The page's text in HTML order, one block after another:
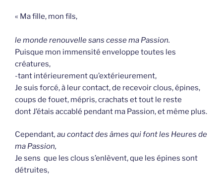
« Ma fille, mon fils,
le monde renouvelle sans cesse ma Passion.
Puisque mon immensité enveloppe toutes les
créatures,
-tant intérieurement qu’extérieurement,
Je suis forcé, à leur contact, de recevoir clous, épines,
coups de fouet, mépris, crachats et tout le reste
dont J’étais accablé pendant ma Passion, et même plus.
Cependant, au contact des âmes qui font les Heures de
ma Passion,
Je sens que les clous s’enlèvent, que les épines sont
détruites,